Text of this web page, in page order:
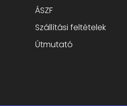
ÁSZF
Szállítási feltételek
Útmutató